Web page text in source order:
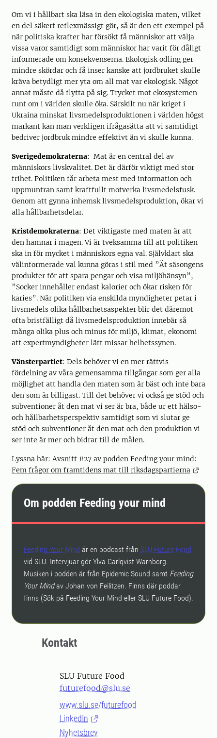
Om vi i hållbart ska läsa in den ekologiska maten, vilket
en del säkert reflexmässigt gör, så är den ett exempel på
när politiska krafter har försökt få människor att välja
vissa varor samtidigt som människor har varit för dåligt
informerade om konsekvenserna. Ekologisk odling ger
mindre skördar och få inser kanske att jordbruket skulle
kräva betydligt mer yta om all mat var ekologisk. Något
annat måste då flytta på sig. Trycket mot ekosystemen
runt om i världen skulle öka. Särskilt nu när kriget i
Ukraina minskat livsmedelsproduktionen i världen högst
markant kan man verkligen ifrågasätta att vi samtidigt
bedriver jordbruk mindre effektivt än vi skulle kunna.
Sverigedemokraterna: Mat är en central del av
människors livskvalitet. Det är därför viktigt med stor
frihet. Politiken får arbeta mest med information och
uppmuntran samt kraftfullt motverka livsmedelsfusk.
Genom att gynna inhemsk livsmedelsproduktion, ökar vi
alla hållbarhetsdelar.
Kristdemokraterna: Det viktigaste med maten är att
den hamnar i magen. Vi är tveksamma till att politiken
ska in för mycket i människors egna val. Självklart ska
välinformerade val kunna göras i stil med ”Ät säsongens
produkter för att spara pengar och visa miljöhänsyn”,
”Socker innehåller endast kalorier och ökar risken för
karies”. När politiken via enskilda myndigheter petar i
livsmedels olika hållbarhetsaspekter blir det däremot
ofta bristfälligt då livsmedelsproduktion innebär så
många olika plus och minus för miljö, klimat, ekonomi
att expertmyndigheter lätt missar helhetssynen.
Vänsterpartiet: Dels behöver vi en mer rättvis
fördelning av våra gemensamma tillgångar som ger alla
möjlighet att handla den maten som är bäst och inte bara
den som är billigast. Till det behöver vi också ge stöd och
subventioner åt den mat vi ser är bra, både ur ett hälso-
och hållbarhetsperspektiv samtidigt som vi slutar ge
stöd och subventioner åt den mat och den produktion vi
ser inte är mer och bidrar till de målen.
Lyssna här: Avsnitt #27 av podden Feeding your mind:
Fem frågor om framtidens mat till riksdagspartierna
Om podden Feeding your mind
Feeding Your Mind är en podcast från SLU Future Food
vid SLU. Intervjuar gör Ylva Carlqvist Warnborg.
Musiken i podden är från Epidemic Sound samt Feeding
Your Mindav Johan von Feilitzen. Finns där poddar
finns (Sök på Feeding Your Mind eller SLU Future Food).
Kontakt
SLU Future Food
futurefood@slu.se
www.slu.se/futurefood
LinkedIn
Nyhetsbrev